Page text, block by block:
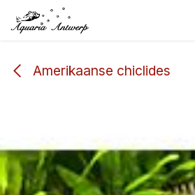
Overslaan naar inhoud
Amerikaanse chiclides